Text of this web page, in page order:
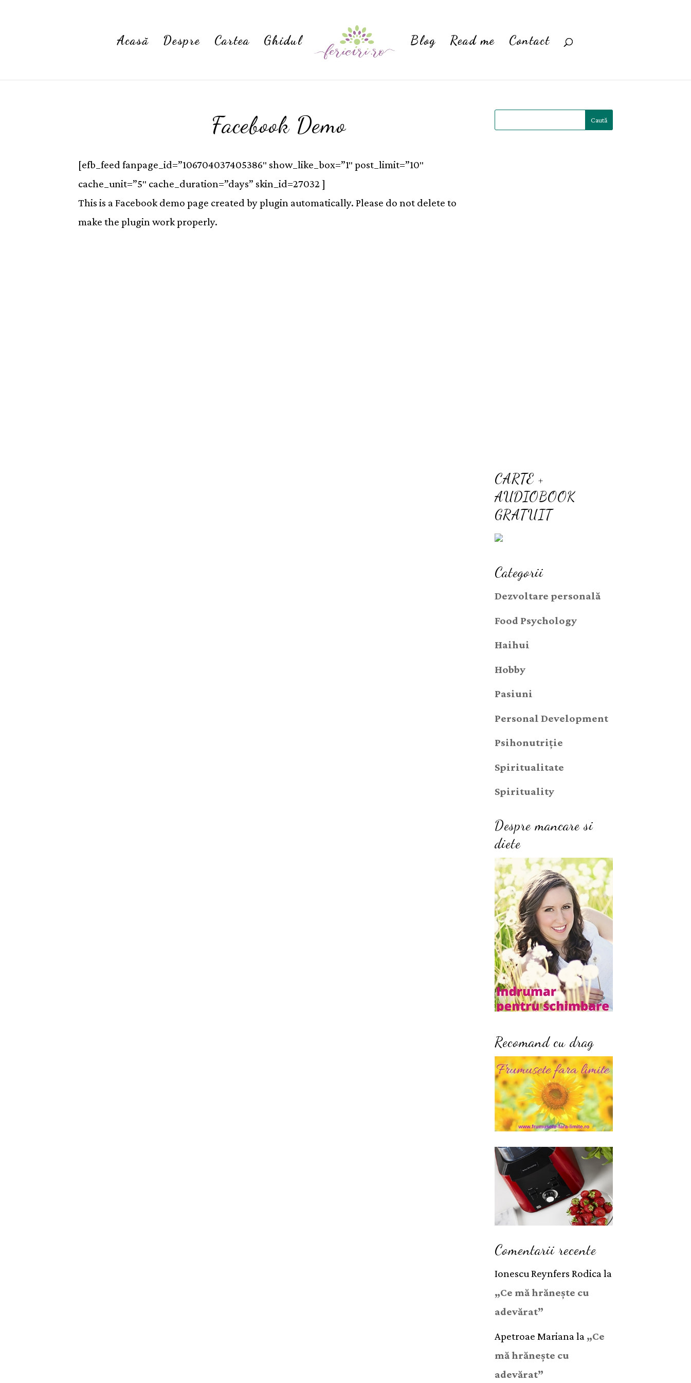
Acasă Despre Cartea Ghidul Blog Read me Contact
Facebook Demo
[efb_feed fanpage_id=”106704037405386″ show_like_box=”1″ post_limit=”10″
cache_unit=”5″ cache_duration=”days” skin_id=27032 ]
This is a Facebook demo page created by plugin automatically. Please do not delete to
make the plugin work properly.
CARTE +
AUDIOBOOK
GRATUIT
Categorii
Dezvoltare personală
Food Psychology
Haihui
Hobby
Pasiuni
Personal Development
Psihonutriție
Spiritualitate
Spirituality
Despre mancare si
diete
Recomand cu drag
Comentarii recente
Ionescu Reynfers Rodicala
„Ce mă hrănește cu
adevărat”
Apetroae Mariana la „Ce
mă hrănește cu
adevărat”